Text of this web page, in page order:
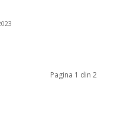
Pagina 1 din 2